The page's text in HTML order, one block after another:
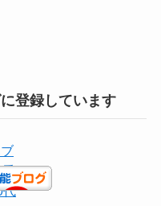
登録しています